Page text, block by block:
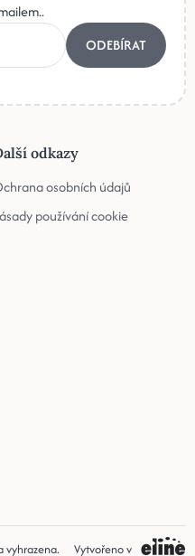
ODEBÍRAT
odkazy
osobních údajů
používání cookie
vyhrazena. Vytvořeno v